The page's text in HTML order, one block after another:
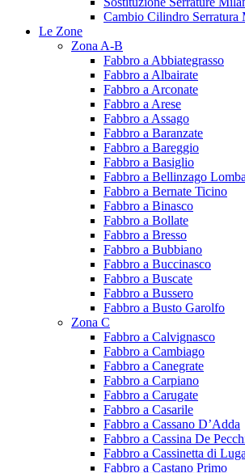
Cambio Cilindro Serratura
Le Zone
Zona A-B
Fabbro a Abbiategrasso
Fabbro a Albairate
Fabbro a Arconate
Fabbro a Arese
Fabbro a Assago
Fabbro a Baranzate
Fabbro a Bareggio
Fabbro a Basiglio
Fabbro a Bellinzago
Fabbro a Bernate Ticino
Fabbro a Binasco
Fabbro a Bollate
Fabbro a Bresso
Fabbro a Bubbiano
Fabbro a Buccinasco
Fabbro a Buscate
Fabbro a Bussero
Fabbro a Busto Garolfo
Zona C
Fabbro a Calvignasco
Fabbro a Cambiago
Fabbro a Canegrate
Fabbro a Carpiano
Fabbro a Carugate
Fabbro a Casarile
Fabbro a Cassano D’Adda
Fabbro a Cassina De
Fabbro a Cassinetta di
Fabbro a Castano Primo